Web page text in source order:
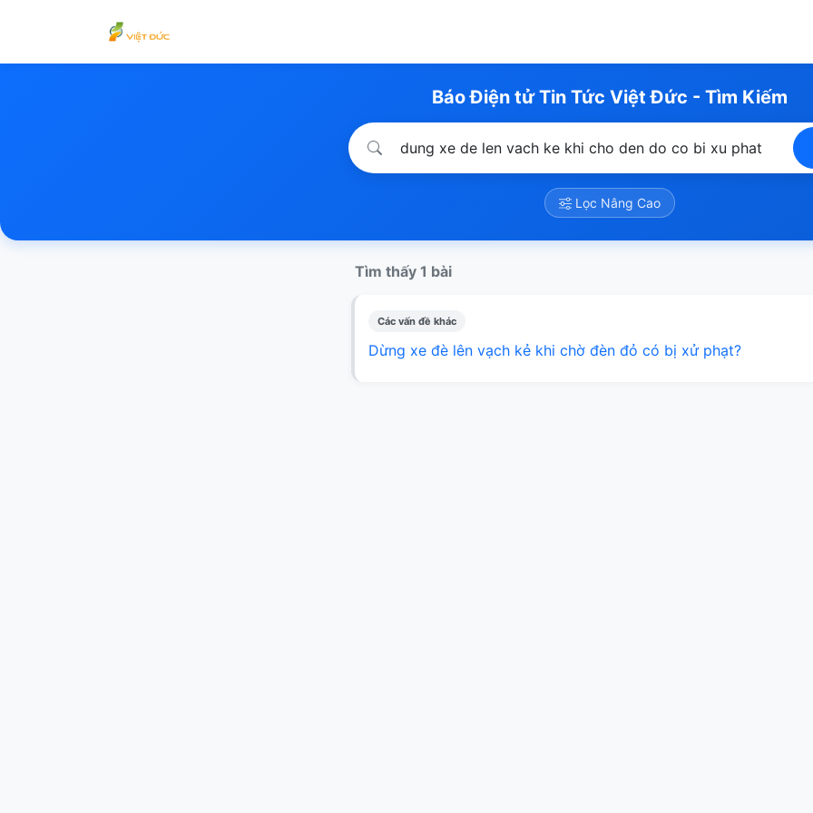
Báo Điện tử Tin Tức Việt Đức - Tìm Kiếm
Lọc Nâng Cao
Tìm thấy 1 bài
Các vấn đề khác
Dừng xe đè lên vạch kẻ khi chờ đèn đỏ có bị xử phạt?